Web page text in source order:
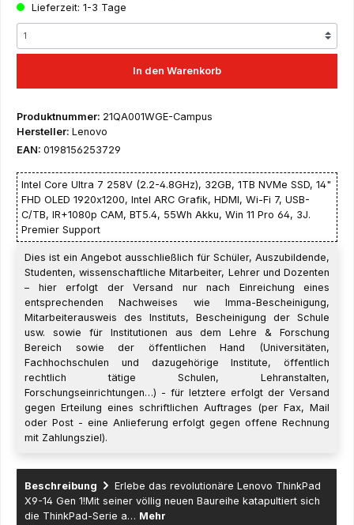
Lieferzeit: 1-3 Tage
In den Warenkorb
Produktnummer: 21QA001WGE-Campus
Hersteller: Lenovo
EAN: 0198156253729
Intel Core Ultra 7 258V (2.2-4.8GHz), 32GB, 1TB NVMe SSD, 14"
FHD OLED 1920x1200, Intel ARC Grafik, HDMI, Wi-Fi 7, USB-
C/TB, IR+1080p CAM, BT5.4, 55Wh Akku, Win 11 Pro 64, 3J.
Premier Support
Dies ist ein Angebot ausschließlich für Schüler, Auszubildende,
Studenten, wissenschaftliche Mitarbeiter, Lehrer und Dozenten
– hier erfolgt der Versand nur nach Einreichung eines
entsprechenden Nachweises wie Imma-Bescheinigung,
Mitarbeiterausweis des Instituts, Bescheinigung der Schule
usw. sowie für Institutionen aus dem Lehre & Forschung
Bereich sowie der öffentlichen Hand (Universitäten,
Fachhochschulen und dazugehörige Institute, öffentlich
rechtlich tätige Schulen, Lehranstalten,
Forschungseinrichtungen…) - für letztere erfolgt der Versand
gegen Erteilung eines schriftlichen Auftrages (per Fax, Mail
oder Post - eine Anlieferung erfolgt gegen offene Rechnung
mit Zahlungsziel).
Beschreibung
Erlebe das revolutionäre Lenovo ThinkPad
X9-14 Gen 1!Mit seiner völlig neuen Baureihe katapultiert sich
die ThinkPad-Serie a… Mehr